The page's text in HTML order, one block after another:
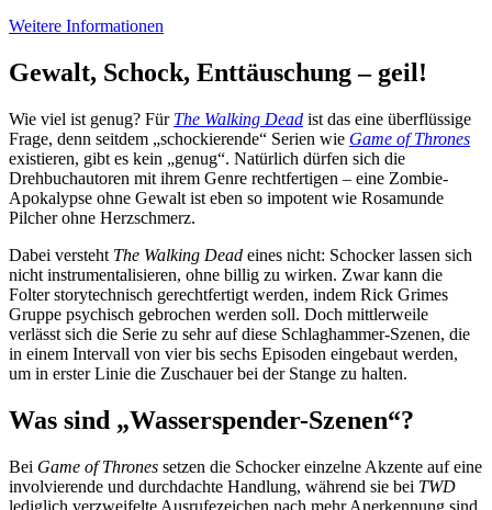
Weitere Informationen
Gewalt, Schock, Enttäuschung – geil!
Wie viel ist genug? Für The Walking Dead ist das eine überflüssige
Frage, denn seitdem „schockierende“ Serien wie Game of Thrones
existieren, gibt es kein „genug“. Natürlich dürfen sich die
Drehbuchautoren mit ihrem Genre rechtfertigen – eine Zombie-
Apokalypse ohne Gewalt ist eben so impotent wie Rosamunde
Pilcher ohne Herzschmerz.
Dabei versteht The Walking Dead eines nicht: Schocker lassen sich
nicht instrumentalisieren, ohne billig zu wirken. Zwar kann die
Folter storytechnisch gerechtfertigt werden, indem Rick Grimes
Gruppe psychisch gebrochen werden soll. Doch mittlerweile
verlässt sich die Serie zu sehr auf diese Schlaghammer-Szenen, die
in einem Intervall von vier bis sechs Episoden eingebaut werden,
um in erster Linie die Zuschauer bei der Stange zu halten.
Was sind „Wasserspender-Szenen“?
Bei Game of Thrones setzen die Schocker einzelne Akzente auf eine
involvierende und durchdachte Handlung, während sie bei TWD
lediglich verzweifelte Ausrufezeichen nach mehr Anerkennung sind.